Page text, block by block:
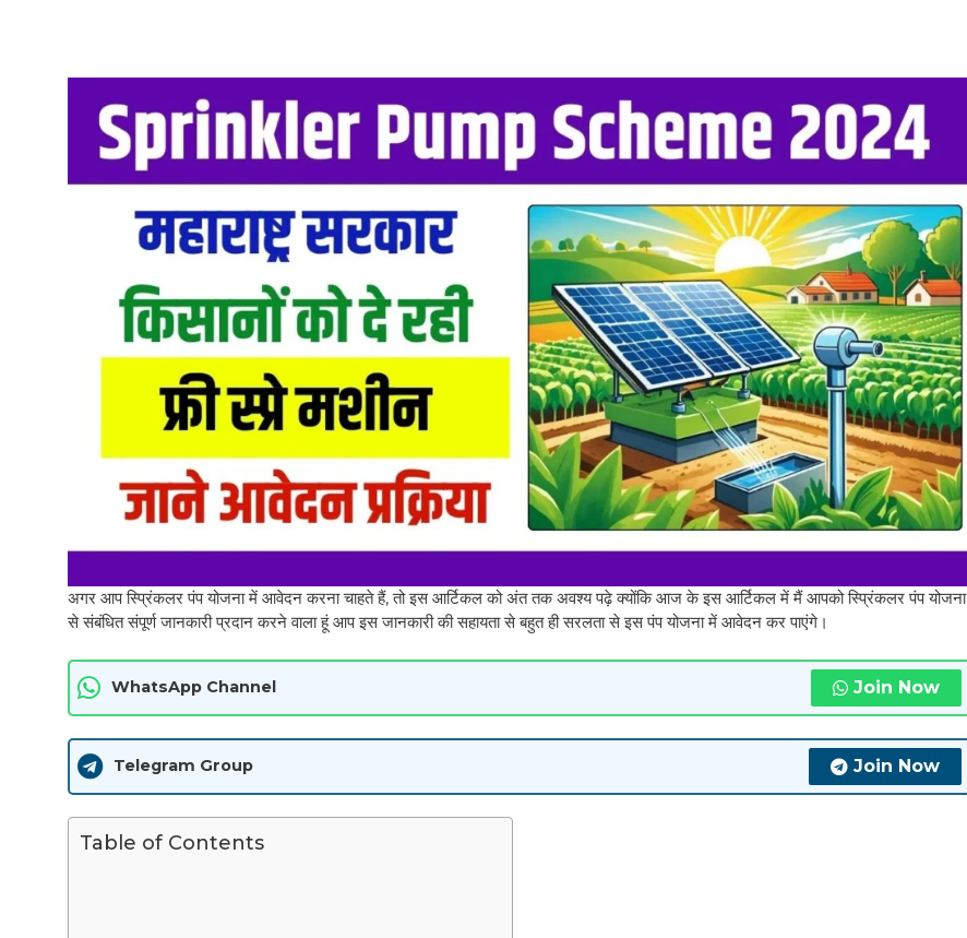
अगर आप स्प्रिंकलर पंप योजना में आवेदन करना चाहते हैं, तो इस आर्टिकल को अंत तक अवश्य पढ़े क्योंकि आज के इस आर्टिकल में मैं आपको स्प्रिंकलर पंप योजना
से संबंधित संपूर्ण जानकारी प्रदान करने वाला हूं आप इस जानकारी की सहायता से बहुत ही सरलता से इस पंप योजना में आवेदन कर पाएंगे।
WhatsApp Channel Join Now
Telegram Group Join Now
Table of Contents